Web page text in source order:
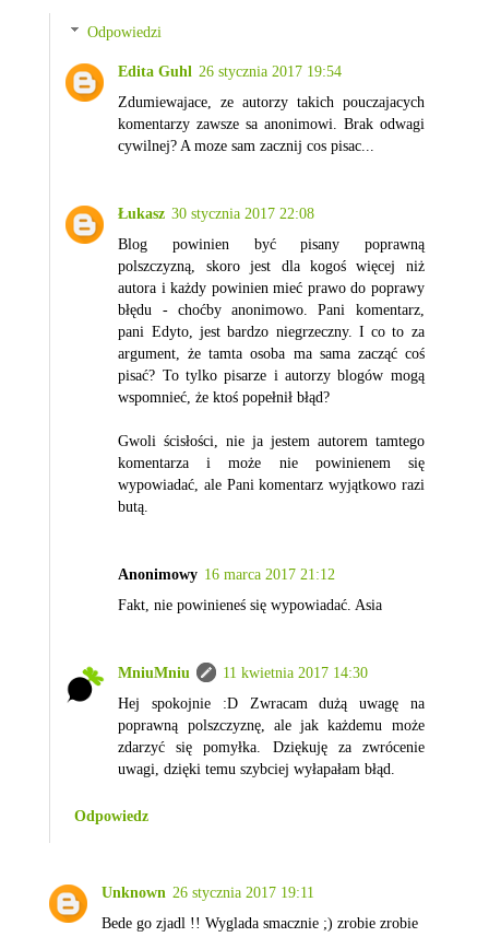
Odpowiedzi
Edita Guhl 26 stycznia 2017 19:54
Zdumiewajace, ze autorzy takich pouczajacych
komentarzy zawsze sa anonimowi. Brak odwagi
cywilnej? A moze sam zacznij cos pisac...
Łukasz 30 stycznia 2017 22:08
Blog powinien być pisany poprawną
polszczyzną, skoro jest dla kogoś więcej niż
autora i każdy powinien mieć prawo do poprawy
błędu - choćby anonimowo. Pani komentarz,
pani Edyto, jest bardzo niegrzeczny. I co to za
argument, że tamta osoba ma sama zacząć coś
pisać? To tylko pisarze i autorzy blogów mogą
wspomnieć, że ktoś popełnił błąd?
Gwoli ścisłości, nie ja jestem autorem tamtego
komentarza i może nie powinienem się
wypowiadać, ale Pani komentarz wyjątkowo razi
butą.
Anonimowy 16 marca 2017 21:12
Fakt, nie powinieneś się wypowiadać. Asia
MniuMniu
11 kwietnia 2017 14:30
Hej spokojnie :D Zwracam dużą uwagę na
poprawną polszczyznę, ale jak każdemu może
zdarzyć się pomyłka. Dziękuję za zwrócenie
uwagi, dzięki temu szybciej wyłapałam błąd.
Odpowiedz
Unknown 26 stycznia 2017 19:11
Bede go zjadl !! Wyglada smacznie ;) zrobie zrobie